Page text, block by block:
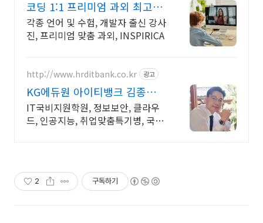
코딩 1:1 프리미엄 과외 최고의
선생님들과 함께
각종 언어 및 수험, 개발자 출신 강사
진, 프리미엄 맞춤 과외, INSPIRICA
http://www.hrditbank.co.kr 광고
KG에듀원 아이티뱅크 김종수
27년경력전문가 IT취업상담
IT국비지원학원, 정보보안, 클라우
드, 인공지능, 취업맞춤특기병, 국비
2 구독하기